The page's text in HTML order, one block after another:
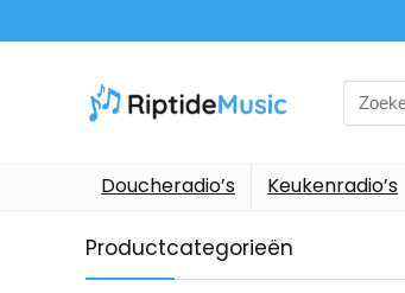
Search
for:
Doucheradio’s Keukenradio’s
Productcategorieën